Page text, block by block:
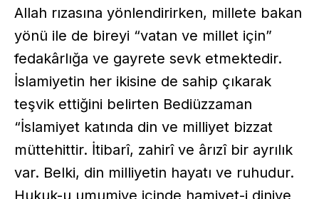
Allah rızasına yönlendirirken, millete bakan
yönü ile de bireyi “vatan ve millet için”
fedakârlığa ve gayrete sevk etmektedir.
İslamiyetin her ikisine de sahip çıkarak
teşvik ettiğini belirten Bediüzzaman
“İslamiyet katında din ve milliyet bizzat
müttehittir. İtibarî, zahirî ve ârızî bir ayrılık
var. Belki, din milliyetin hayatı ve ruhudur.
Hukuk-u umumiye içinde hamiyet-i diniye